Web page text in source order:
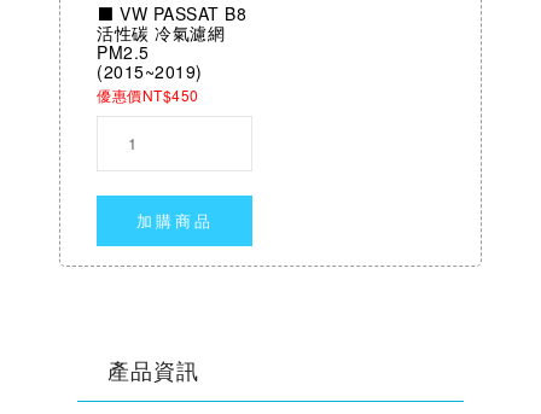
⬛ VW PASSAT B8
活性碳 冷氣濾網
PM2.5
(2015~2019)
優惠價NT$450
加購商品
產品資訊